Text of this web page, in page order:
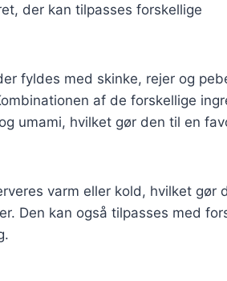
der kan tilpasses forskellige
fyldes med skinke, rejer og
af de forskellige
umami, hvilket gør den til en
varm eller kold, hvilket gør
Den kan også tilpasses med